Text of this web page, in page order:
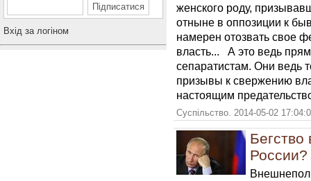
Вхiд за логiном
женского роду,
отныне в оппозиции к
намерен отозвать свое
власть... А это ведь
сепаратистам. Они ведь
призывы к свержению
настоящим
Суспільство. 2014-05-02
Бегство
России?